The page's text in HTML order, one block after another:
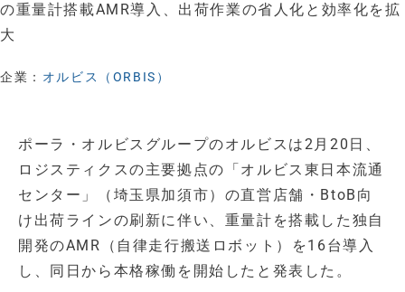
の重量計搭載AMR導入、出荷作業の省人化と効率化を拡
大
企業： オルビス（ORBIS）
ポーラ・オルビスグループのオルビスは2月20日、
ロジスティクスの主要拠点の「オルビス東日本流通
センター」（埼玉県加須市）の直営店舗・BtoB向
け出荷ラインの刷新に伴い、重量計を搭載した独自
開発のAMR（自律走行搬送ロボット）を16台導入
し、同日から本格稼働を開始したと発表した。